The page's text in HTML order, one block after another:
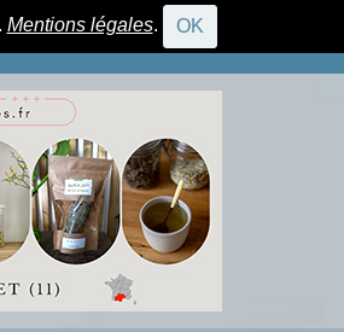
Mentions légales. OK
CONNEXION